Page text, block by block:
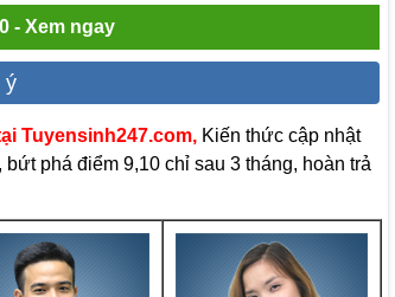
- Xem ngay
ý
Tuyensinh247.com,Kiến thức cập nhật
phá điểm 9,10 chỉ sau 3 tháng, hoàn trả